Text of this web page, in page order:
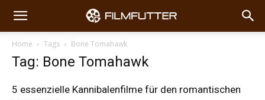
Home Tags Bone Tomahawk
Tag: Bone Tomahawk
5 essenzielle Kannibalenfilme für den romantischen